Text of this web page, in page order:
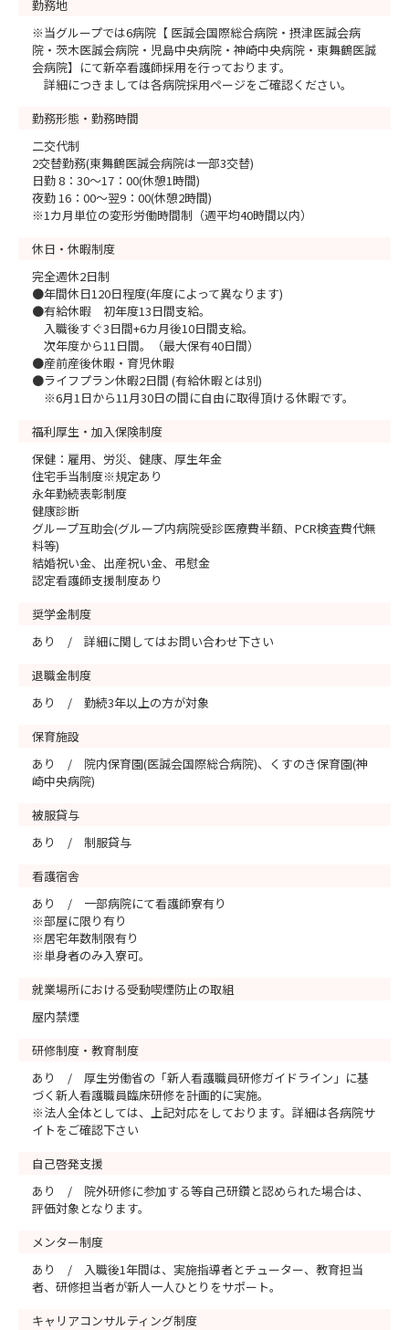
勤務地
※当グループでは6病院【 医誠会国際総合病院・摂津医誠会病
院・茨木医誠会病院・児島中央病院・神崎中央病院・東舞鶴医誠
会病院】にて新卒看護師採用を行っております。
詳細につきましては各病院採用ページをご確認ください。
勤務形態・勤務時間
二交代制
2交替勤務(東舞鶴医誠会病院は一部3交替)
日勤 8：30～17：00(休憩1時間)
夜勤 16：00～翌9：00(休憩2時間)
※1カ月単位の変形労働時間制（週平均40時間以内）
休日・休暇制度
完全週休2日制
●年間休日120日程度(年度によって異なります)
●有給休暇 初年度13日間支給。
入職後すぐ3日間+6カ月後10日間支給。
次年度から11日間。（最大保有40日間）
●産前産後休暇・育児休暇
●ライフプラン休暇2日間 (有給休暇とは別)
※6月1日から11月30日の間に自由に取得頂ける休暇です。
福利厚生・加入保険制度
保健：雇用、労災、健康、厚生年金
住宅手当制度※規定あり
永年勤続表彰制度
健康診断
グループ互助会(グループ内病院受診医療費半額、PCR検査費代無
料等)
結婚祝い金、出産祝い金、弔慰金
認定看護師支援制度あり
奨学金制度
あり / 詳細に関してはお問い合わせ下さい
退職金制度
あり / 勤続3年以上の方が対象
保育施設
あり / 院内保育園(医誠会国際総合病院)、くすのき保育園(神
崎中央病院)
被服貸与
あり / 制服貸与
看護宿舎
あり / 一部病院にて看護師寮有り
※部屋に限り有り
※居宅年数制限有り
※単身者のみ入寮可。
就業場所における受動喫煙防止の取組
屋内禁煙
研修制度・教育制度
あり / 厚生労働省の「新人看護職員研修ガイドライン」に基
づく新人看護職員臨床研修を計画的に実施。
※法人全体としては、上記対応をしております。詳細は各病院サ
イトをご確認下さい
自己啓発支援
あり / 院外研修に参加する等自己研鑽と認められた場合は、
評価対象となります。
メンター制度
あり / 入職後1年間は、実施指導者とチューター、教育担当
者、研修担当者が新人一人ひとりをサポート。
キャリアコンサルティング制度